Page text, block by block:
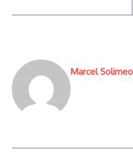
Marcel Solimeo